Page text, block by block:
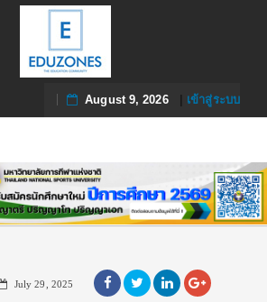
August 9, 2026| เข้าสู่ระบบ
July 29, 2025